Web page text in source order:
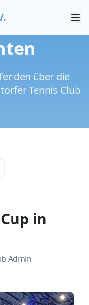
über die
Tennis Club
in
Admin